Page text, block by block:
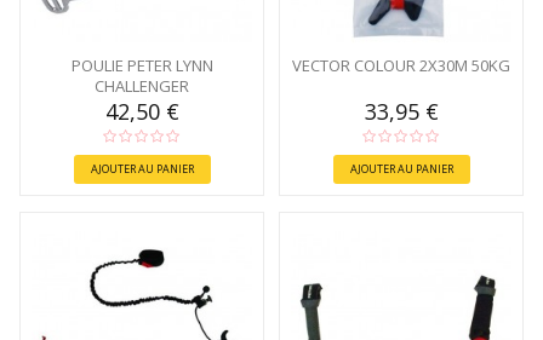
POULIE PETER LYNN
CHALLENGER
42,50 €
AJOUTER AU PANIER
VECTOR COLOUR 2X30M 50KG
33,95 €
AJOUTER AU PANIER